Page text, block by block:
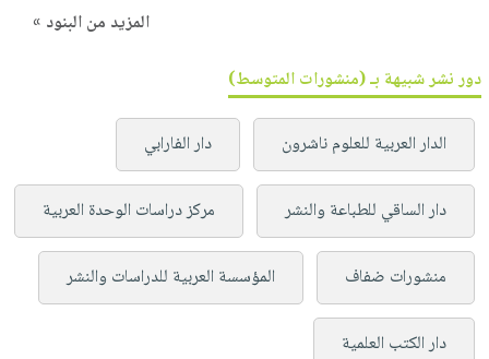
المزيد من البنود »
دور نشر شبيهة بـ (منشورات المتوسط)
الدار العربية للعلوم ناشرون دار الفارابي
دار الساقي للطباعة والنشر مركز دراسات الوحدة العربية
منشورات ضفاف المؤسسة العربية للدراسات والنشر
دار الكتب العلمية